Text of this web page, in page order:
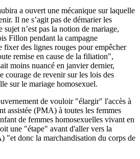
a ouvert une mécanique sur laquelle
Il ne s’agit pas de démarier les
sujet n’est pas la notion de mariage,
Fillon pendant la campagne
fixer des lignes rouges pour empêcher
remise en cause de la filiation",
moins nuancé en janvier dernier,
courage de revenir sur les lois des
sur le mariage homosexuel.
de vouloir "élargir" l'accès à
assistée (PMA) à toutes les femmes
de femmes homosexuelles vivant en
une "étape" avant d'aller vers la
"et donc la marchandisation du corps de